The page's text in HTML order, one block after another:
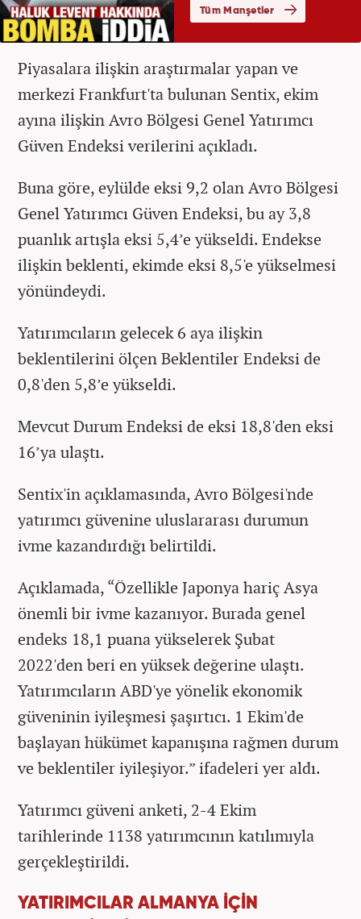
Piyasalara ilişkin araştırmalar yapan ve
merkezi Frankfurt'ta bulunan Sentix, ekim
ayına ilişkin Avro Bölgesi Genel Yatırımcı
Güven Endeksi verilerini açıkladı.
Buna göre, eylülde eksi 9,2 olan Avro Bölgesi
Genel Yatırımcı Güven Endeksi, bu ay 3,8
puanlık artışla eksi 5,4’e yükseldi. Endekse
ilişkin beklenti, ekimde eksi 8,5'e yükselmesi
yönündeydi.
Yatırımcıların gelecek 6 aya ilişkin
beklentilerini ölçen Beklentiler Endeksi de
0,8'den 5,8’e yükseldi.
Mevcut Durum Endeksi de eksi 18,8'den eksi
16’ya ulaştı.
Sentix'in açıklamasında, Avro Bölgesi'nde
yatırımcı güvenine uluslararası durumun
ivme kazandırdığı belirtildi.
Açıklamada, “Özellikle Japonya hariç Asya
önemli bir ivme kazanıyor. Burada genel
endeks 18,1 puana yükselerek Şubat
2022'den beri en yüksek değerine ulaştı.
Yatırımcıların ABD'ye yönelik ekonomik
güveninin iyileşmesi şaşırtıcı. 1 Ekim'de
başlayan hükümet kapanışına rağmen durum
ve beklentiler iyileşiyor.” ifadeleri yer aldı.
Yatırımcı güveni anketi, 2-4 Ekim
tarihlerinde 1138 yatırımcının katılımıyla
gerçekleştirildi.
YATIRIMCILAR ALMANYA İÇİN